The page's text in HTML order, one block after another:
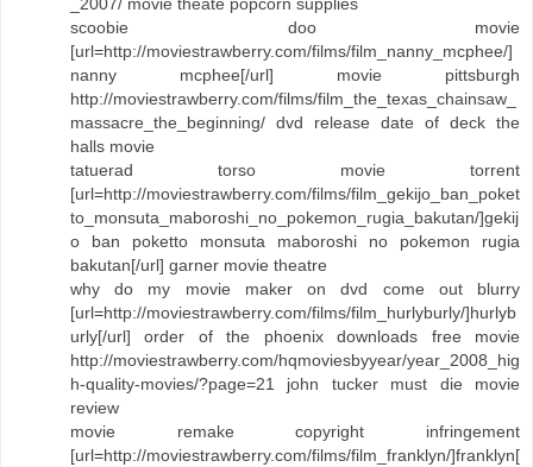
_2007/ movie theate popcorn supplies
scoobie doo movie
[url=http://moviestrawberry.com/films/film_nanny_mcphee/]
nanny mcphee[/url] movie pittsburgh
http://moviestrawberry.com/films/film_the_texas_chainsaw_
massacre_the_beginning/ dvd release date of deck the
halls movie
tatuerad torso movie torrent
[url=http://moviestrawberry.com/films/film_gekijo_ban_poket
to_monsuta_maboroshi_no_pokemon_rugia_bakutan/]gekij
o ban poketto monsuta maboroshi no pokemon rugia
bakutan[/url] garner movie theatre
why do my movie maker on dvd come out blurry
[url=http://moviestrawberry.com/films/film_hurlyburly/]hurlyb
urly[/url] order of the phoenix downloads free movie
http://moviestrawberry.com/hqmoviesbyyear/year_2008_hig
h-quality-movies/?page=21 john tucker must die movie
review
movie remake copyright infringement
[url=http://moviestrawberry.com/films/film_franklyn/]franklyn[